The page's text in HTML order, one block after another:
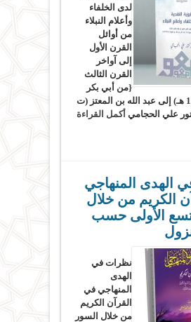
لدى الخلفاء
وأعلام النبلاء
من أوائل
القرن الأول
إلى آواخر
القرن الثالث
{من أبي بكر
الصديق (ت 13 هـ) إلى عبد الله بن المعتز (ت
أكمل القراءة
الهدى المنهاجي
الكريم من خلال
الأولى حسب
نظرات في
الهدى
المنهاجي في
القرآن الكريم
من خلال السور